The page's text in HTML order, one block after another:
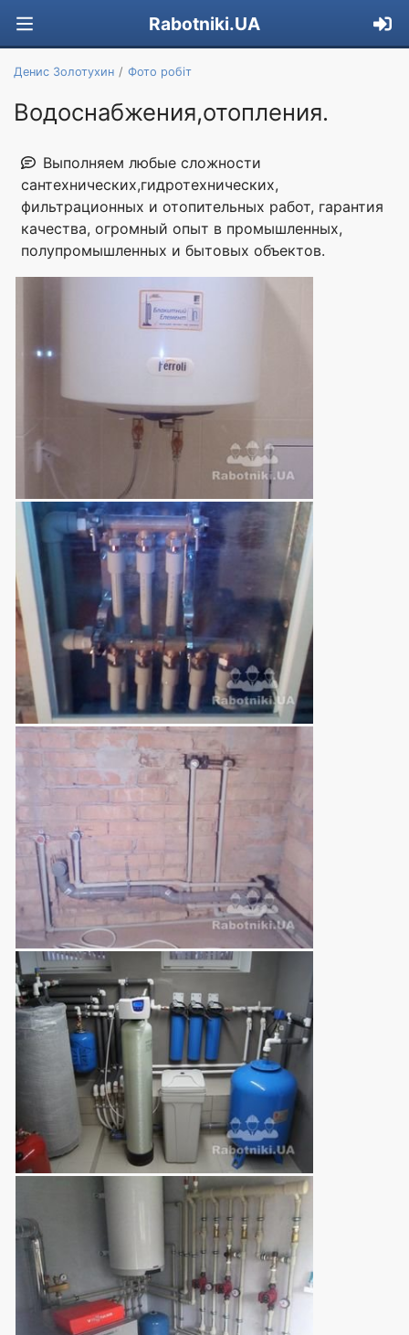
Rabotniki.UA
Денис Золотухин Фото робіт
Водоснабжения,отопления.
Выполняем любые сложности
сантехнических,гидротехнических,
фильтрационных и отопительных работ, гарантия
качества, огромный опыт в промышленных,
полупромышленных и бытовых объектов.